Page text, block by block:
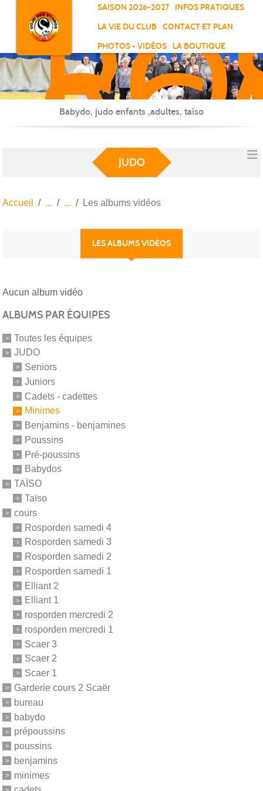
SAISON 2026-2027
INFOS PRATIQUES
LA VIE DU CLUB
CONTACT ET PLAN
PHOTOS - VIDÉOS
LA BOUTIQUE
-
-
Babydo, judo enfants ,adultes, taïso
JUDO
Accueil Les albums vidéos
LES ALBUMS VIDÉOS
Aucun album vidéo
ALBUMS PAR ÉQUIPES
Toutes les équipes
JUDO
Seniors
Juniors
Cadets - cadettes
Minimes
Benjamins - benjamines
Poussins
Pré-poussins
Babydos
TAÏSO
Taïso
cours
Rosporden samedi 4
Rosporden samedi 3
Rosporden samedi 2
Rosporden samedi 1
Elliant 2
Elliant 1
rosporden mercredi 2
rosporden mercredi 1
Scaer 3
Scaer 2
Scaer 1
Garderie cours 2 Scaër
bureau
babydo
prépoussins
poussins
benjamins
minimes
Panneau de gestion des cookies